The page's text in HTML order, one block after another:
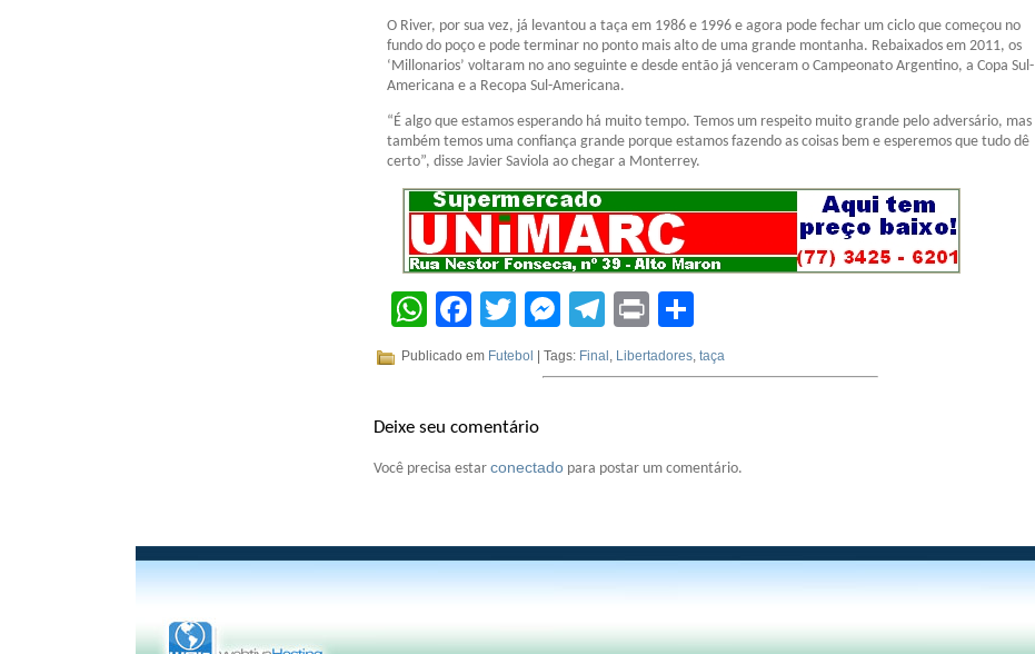
O River, por sua vez, já levantou a taça em 1986 e 1996 e agora pode fechar um ciclo que começou no
fundo do poço e pode terminar no ponto mais alto de uma grande montanha. Rebaixados em 2011, os
‘Millonarios’ voltaram no ano seguinte e desde então já venceram o Campeonato Argentino, a Copa Sul-
Americana e a Recopa Sul-Americana.
“É algo que estamos esperando há muito tempo. Temos um respeito muito grande pelo adversário, mas
também temos uma confiança grande porque estamos fazendo as coisas bem e esperemos que tudo dê
certo”, disse Javier Saviola ao chegar a Monterrey.
WhatsApp
Facebook
Twitter
Messenger
Telegram
Print
Publicado em Futebol | Tags: Final Libertadores taça
Deixe seu comentário
Você precisa estar conectado para postar um comentário.